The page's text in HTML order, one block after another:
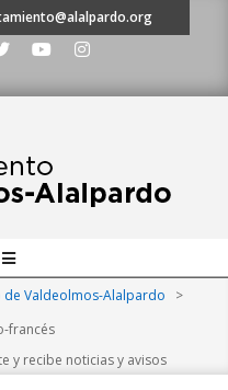
de Valdeolmos-Alalpardo
>
francés
y recibe noticias y avisos